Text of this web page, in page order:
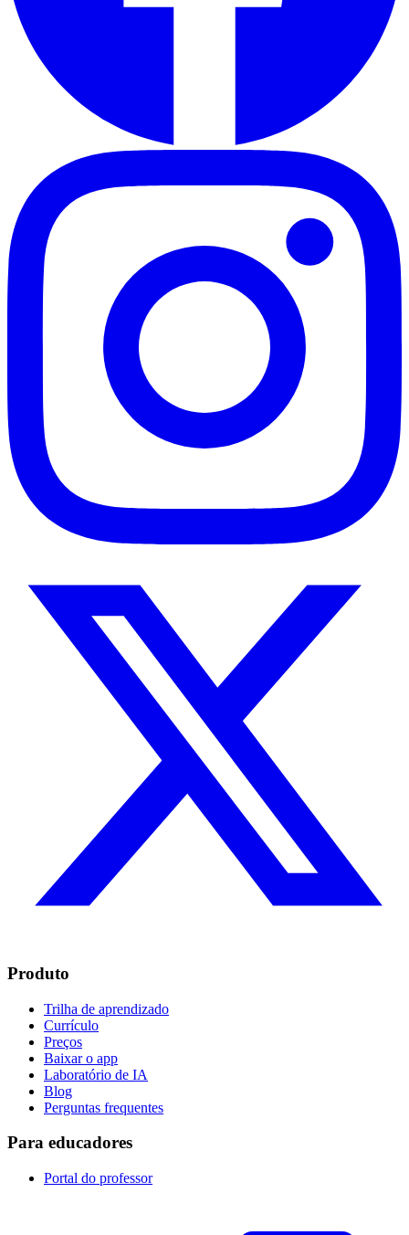
Produto
Trilha de aprendizado
Currículo
Preços
Baixar o app
Laboratório de IA
Blog
Perguntas frequentes
Para educadores
Portal do professor